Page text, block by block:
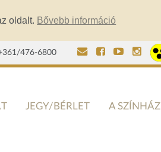
oldalt. Bővebb információ
476-6800
JEGY/BÉRLET A SZÍNHÁZ